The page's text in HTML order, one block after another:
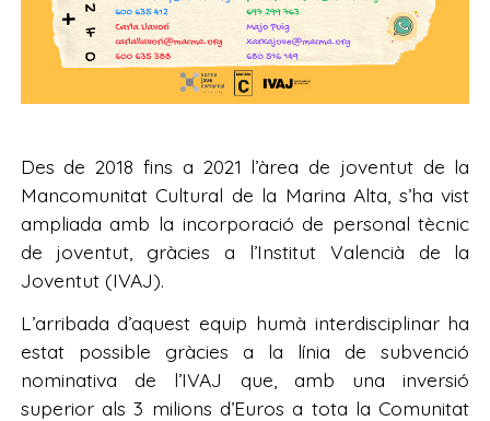
Des de 2018 fins a 2021 l’àrea de joventut de la
Mancomunitat Cultural de la Marina Alta, s’ha vist
ampliada amb la incorporació de personal tècnic
de joventut, gràcies a l’Institut Valencià de la
Joventut (IVAJ).
L’arribada d’aquest equip humà interdisciplinar ha
estat possible gràcies a la línia de subvenció
nominativa de l’IVAJ que, amb una inversió
superior als 3 milions d’Euros a tota la Comunitat